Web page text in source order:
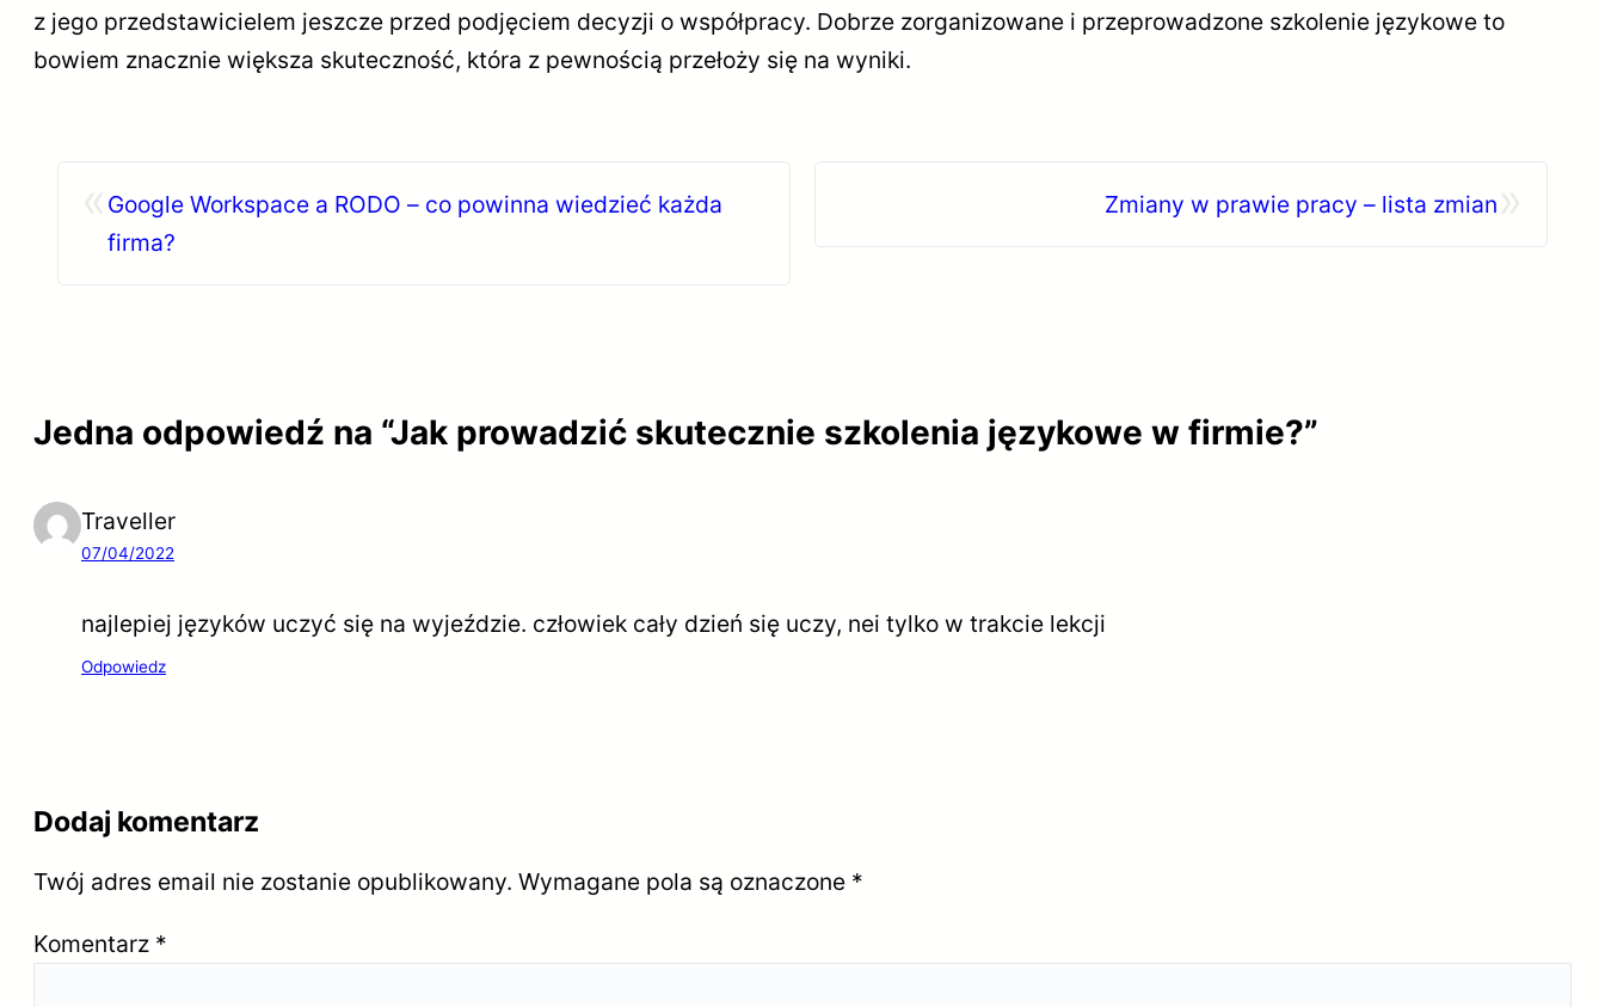
z jego przedstawicielem jeszcze przed podjęciem decyzji o współpracy. Dobrze zorganizowane i przeprowadzone szkolenie językowe to
bowiem znacznie większa skuteczność, która z pewnością przełoży się na wyniki.
Google Workspace a RODO – co powinna wiedzieć każda
firma?
Zmiany w prawie pracy – lista zmian
Jedna odpowiedź na “Jak prowadzić skutecznie szkolenia językowe w firmie?”
Traveller
07/04/2022
najlepiej języków uczyć się na wyjeździe. człowiek cały dzień się uczy, nei tylko w trakcie lekcji
Odpowiedz
Dodaj komentarz
Twój adres email nie zostanie opublikowany. Wymagane pola są oznaczone *
Komentarz *